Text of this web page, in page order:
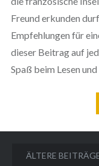
Freund erkunden
Empfehlungen für
dieser Beitrag auf
Spaß beim Lesen
ÄLTERE